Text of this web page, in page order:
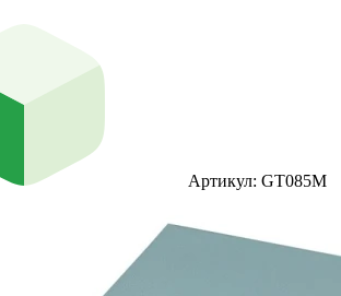
Артикул: GT085M